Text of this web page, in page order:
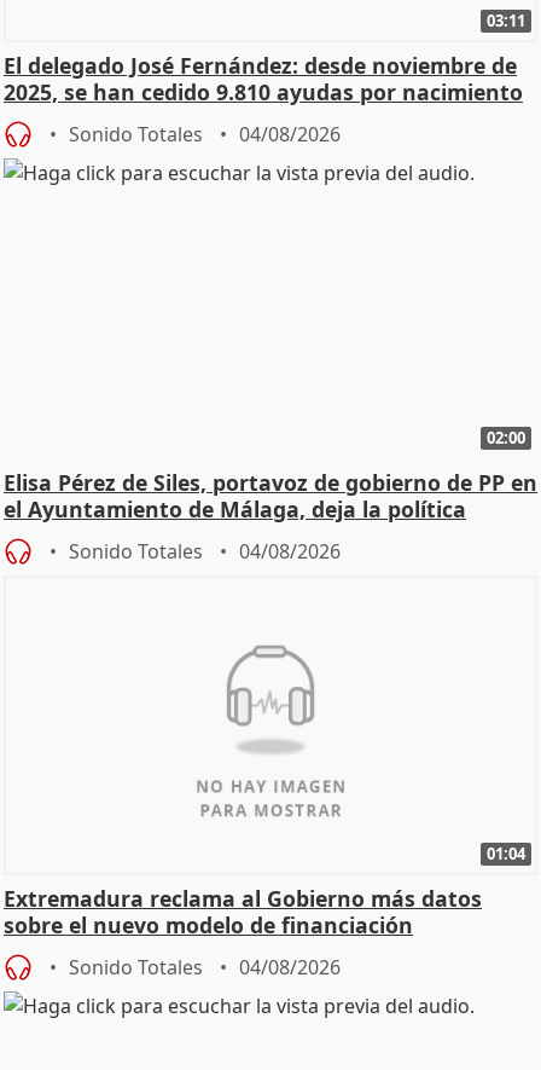
03:11
El delegado José Fernández: desde noviembre de
2025, se han cedido 9.810 ayudas por nacimiento
Sonido Totales 04/08/2026
02:00
Elisa Pérez de Siles, portavoz de gobierno de PP en
el Ayuntamiento de Málaga, deja la política
Sonido Totales 04/08/2026
01:04
Extremadura reclama al Gobierno más datos
sobre el nuevo modelo de financiación
Sonido Totales 04/08/2026